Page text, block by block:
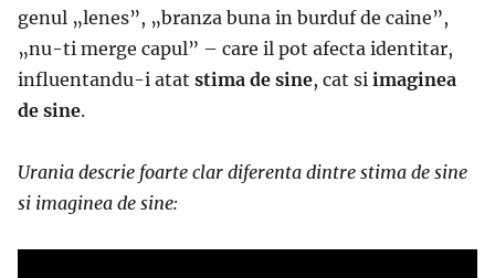
genul „lenes”, „branza buna in burduf de caine”,
„nu-ti merge capul” – care il pot afecta identitar,
influentandu-i atat stima de sine, cat si imaginea
de sine.
Urania descrie foarte clar diferenta dintre stima de sine
si imaginea de sine: